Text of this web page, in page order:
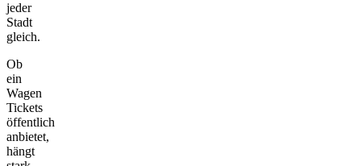
jeder
Stadt
gleich.
Ob
ein
Wagen
Tickets
öffentlich
anbietet,
hängt